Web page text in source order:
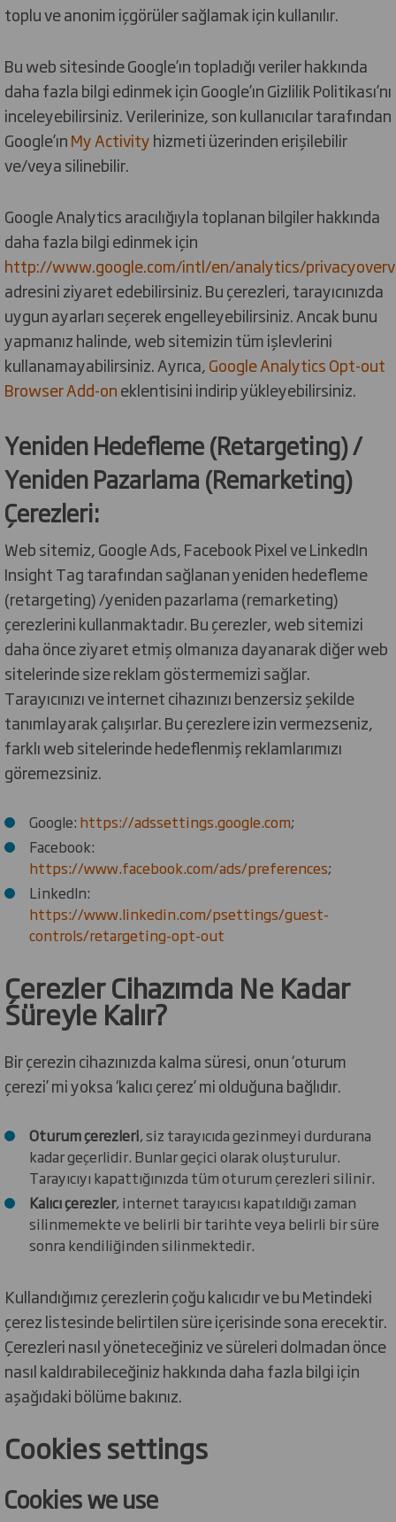
toplu ve anonim içgörüler sağlamak için kullanılır.
Bu web sitesinde Google’ın topladığı veriler hakkında
daha fazla bilgi edinmek için Google’ın Gizlilik Politikası’nı
inceleyebilirsiniz. Verilerinize, son kullanıcılar tarafından
Google’ınMy Activityhizmeti üzerinden erişilebilir
ve/veya silinebilir.
Google Analytics aracılığıyla toplanan bilgiler hakkında
daha fazla bilgi edinmek için
http://www.google.com/intl/en/analytics/
adresini ziyaret edebilirsiniz. Bu çerezleri, tarayıcınızda
uygun ayarları seçerek engelleyebilirsiniz. Ancak bunu
yapmanız halinde, web sitemizin tüm işlevlerini
kullanamayabilirsiniz. Ayrıca,Google Analytics Opt-out
Browser Add-oneklentisini indirip yükleyebilirsiniz.
Yeniden Hedefleme (Retargeting) /
Yeniden Pazarlama (Remarketing)
Çerezleri:
Web sitemiz, Google Ads, Facebook Pixel ve LinkedIn
Insight Tag tarafından sağlanan yeniden hedefleme
(retargeting) /yeniden pazarlama (remarketing)
çerezlerini kullanmaktadır. Bu çerezler, web sitemizi
daha önce ziyaret etmiş olmanıza dayanarak diğer web
sitelerinde size reklam göstermemizi sağlar.
Tarayıcınızı ve internet cihazınızı benzersiz şekilde
tanımlayarak çalışırlar. Bu çerezlere izin vermezseniz,
farklı web sitelerinde hedeflenmiş reklamlarımızı
göremezsiniz.
Google: https://adssettings.google.com;
Facebook:
https://www.facebook.com/ads/preferences;
LinkedIn:
https://www.linkedin.com/psettings/guest-
controls/retargeting-opt-out
Çerezler Cihazımda Ne Kadar
Süreyle Kalır?
Bir çerezin cihazınızda kalma süresi, onun ‘oturum
çerezi’ mi yoksa ‘kalıcı çerez’ mi olduğuna bağlıdır.
Oturum çerezleri, siz tarayıcıda gezinmeyi durdurana
kadar geçerlidir. Bunlar geçici olarak oluşturulur.
Tarayıcıyı kapattığınızda tüm oturum çerezleri silinir.
Kalıcı çerezler, internet tarayıcısı kapatıldığı zaman
silinmemekte ve belirli bir tarihte veya belirli bir süre
sonra kendiliğinden silinmektedir.
Kullandığımız çerezlerin çoğu kalıcıdır ve bu Metindeki
çerez listesinde belirtilen süre içerisinde sona erecektir.
Çerezleri nasıl yöneteceğiniz ve süreleri dolmadan önce
nasıl kaldırabileceğiniz hakkında daha fazla bilgi için
aşağıdaki bölüme bakınız.
Cookies settings
Cookies we use